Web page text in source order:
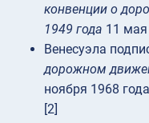
конвенции о
1949 года 11 мая
Венесуэла
дорожном
ноября 1968
[2]